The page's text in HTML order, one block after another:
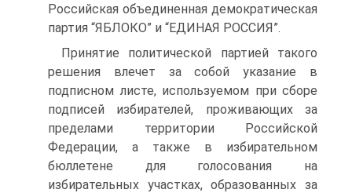
Российская объединенная демократическая
партия “ЯБЛОКО” и “ЕДИНАЯ РОССИЯ”.
Принятие политической партией такого
решения влечет за собой указание в
подписном листе, используемом при сборе
подписей избирателей, проживающих за
пределами территории Российской
Федерации, а также в избирательном
бюллетене для голосования на
избирательных участках, образованных за